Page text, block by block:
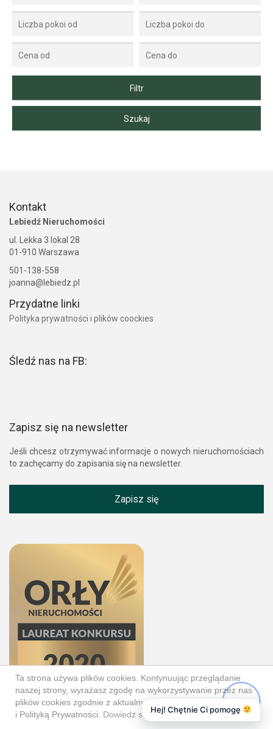
Kontakt
Lebiedź Nieruchomości
ul. Lekka 3 lokal 28
01-910 Warszawa
501-138-558
joanna@lebiedz.pl
Przydatne linki
Polityka prywatności i plików coockies
Śledź nas na FB:
Zapisz się na newsletter
Jeśli chcesz otrzymywać informacje o nowych nieruchomościach
to zachęcamy do zapisania się na newsletter.
Zapisz się
Ta strona używa plików cookies. Kontynuując przeglądanie
naszej strony, wyrażasz zgodę na wykorzystywanie przez nas
plików cookies zgodnie z aktualnymi ustawieniami przeglądarki
i Polityką Prywatności. Dowiedz się więcejHej! Chętnie Ci pomogę